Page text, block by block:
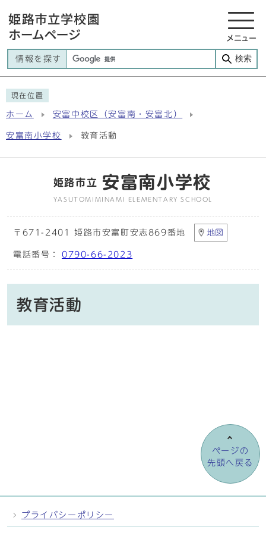
メニュー
情報を探す 検索
現在位置
ホーム 安富中校区（安富南・安富北）
安富南小学校 教育活動
姫路市立 安富南小学校
YASUTOMIMINAMI ELEMENTARY SCHOOL
〒671-2401 姫路市安富町安志869番地 地図
電話番号： 0790-66-2023
教育活動
ページの
先頭へ戻る
プライバシーポリシー